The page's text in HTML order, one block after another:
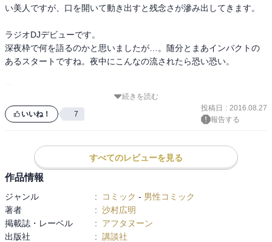
い美人ですが、口を開いて動き出すと残念さが滲み出してきます。
ラジオDJデビューです。
深夜枠で何を語るのかと思いましたが…。随分とまあインパクトの
あるスタートですね。夜中にこんなの流されたら恐い恐い。
クズですね。救えない救えない。リアルで居そうで嫌ですね。ホン
トに。ヒロインがカッコいいです。でも講習会はダメですよ～。
濃いですね。凄い技術を持っていてその道のプロといった感じなの
でしょうが、見かけと言動で随分と面白いことになっていますね。
扉絵を二度見してしまいました。
キャラクターが生き生きとしていて良い感じですね。
続きを読む
いいね！ 7
投稿日 : 2016.08.27
報告する
すべてのレビューを見る
作品情報
ジャンル : コミック - 男性コミック
著者
: 沙村広明
掲載誌・レーベル
:
アフタヌーン
出版社
: 講談社